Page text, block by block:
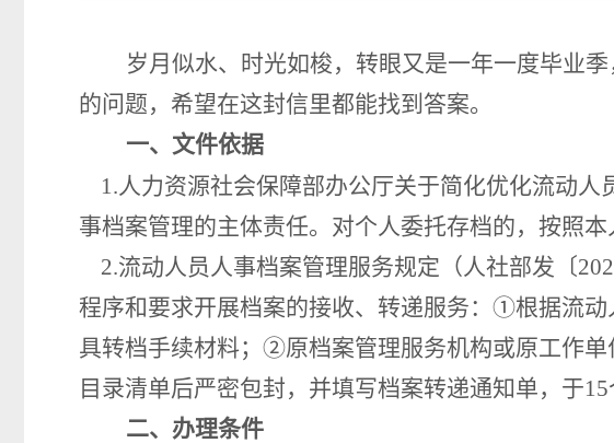
岁月似水、时光如梭，转眼又是一年一度毕业
的问题，希望在这封信里都能找到答案。
一、文件依据
1.人力资源社会保障部办公厅关于简化优化流动
事档案管理的主体责任。对个人委托存档的，按照
2.流动人员人事档案管理服务规定 （人社部发〔
程序和要求开展档案的接收、转递服务： ①根据流动
具转档手续材料；②原档案管理服务机构或原工作
目录清单后严密包封，并填写档案转递通知单，于15
二、办理条件